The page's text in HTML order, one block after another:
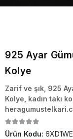
925 Ayar
Kolye
Zarif ve şık, 925
Kolye, kadın takı
Ürün Kodu: